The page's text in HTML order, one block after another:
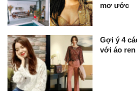
mơ ước
Gợi ý 4
với áo